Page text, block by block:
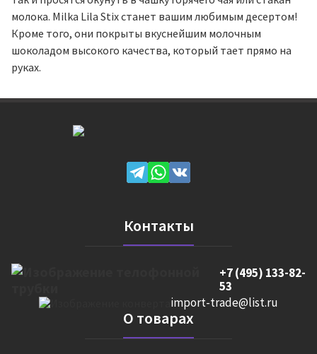
молока. Milka Lila Stix станет вашим любимым десертом!
Кроме того, они покрыты вкуснейшим молочным
шоколадом высокого качества, который тает прямо на
руках.
Контакты
+7 (495) 133-82-
53
import-trade@list.ru
О товарах